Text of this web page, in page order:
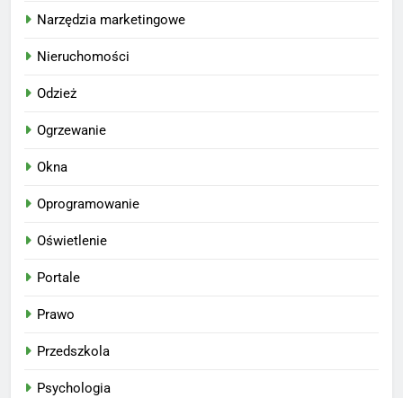
Narzędzia marketingowe
Nieruchomości
Odzież
Ogrzewanie
Okna
Oprogramowanie
Oświetlenie
Portale
Prawo
Przedszkola
Psychologia